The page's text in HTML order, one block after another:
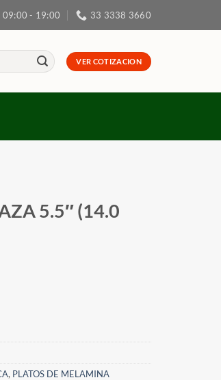
09:00 - 19:00 33 3338 3660
VER COTIZACION
5.5″ (14.0
, PLATOS DE MELAMINA